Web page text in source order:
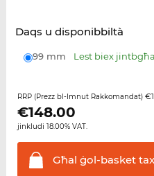
Daqs u disponibbiltà
99 mm Lest biex
RRP (Prezz bl-Imnut Rakkomandat)
€148.00
jinkludi 18.00% VAT.
Għal ġol-basket